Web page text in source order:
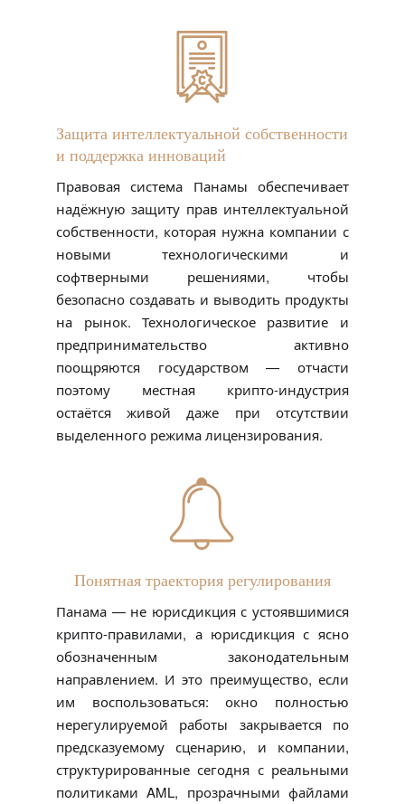
Защита интеллектуальной собственности
и поддержка инноваций
Правовая система Панамы обеспечивает
надёжную защиту прав интеллектуальной
собственности, которая нужна компании с
новыми технологическими и
софтверными решениями, чтобы
безопасно создавать и выводить продукты
на рынок. Технологическое развитие и
предпринимательство активно
поощряются государством — отчасти
поэтому местная крипто-индустрия
остаётся живой даже при отсутствии
выделенного режима лицензирования.
Понятная траектория регулирования
Панама — не юрисдикция с устоявшимися
крипто-правилами, а юрисдикция с ясно
обозначенным законодательным
направлением. И это преимущество, если
им воспользоваться: окно полностью
нерегулируемой работы закрывается по
предсказуемому сценарию, и компании,
структурированные сегодня с реальными
политиками AML, прозрачными файлами